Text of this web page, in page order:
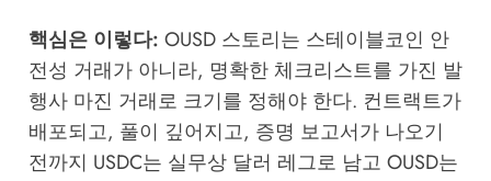
핵심은 이렇다: OUSD 스토리는 스테이블코인 안
전성 거래가 아니라, 명확한 체크리스트를 가진 발
행사 마진 거래로 크기를 정해야 한다. 컨트랙트가
배포되고, 풀이 깊어지고, 증명 보고서가 나오기
전까지 USDC는 실무상 달러 레그로 남고 OUSD는